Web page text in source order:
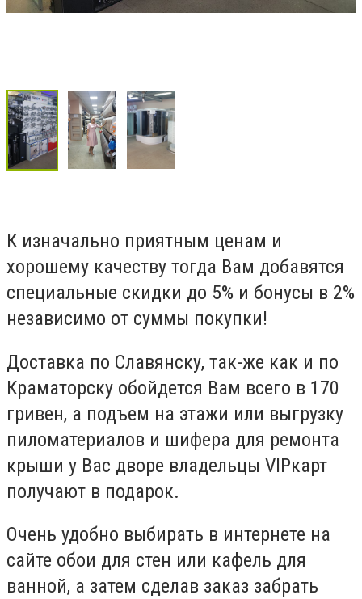
К изначально приятным ценам и
хорошему качеству тогда Вам добавятся
специальные скидки до 5% и бонусы в 2%
независимо от суммы покупки!
Доставка по Славянску, так-же как и по
Краматорску обойдется Вам всего в 170
гривен, а подъем на этажи или выгрузку
пиломатериалов и шифера для ремонта
крыши у Вас дворе владельцы VIPкарт
получают в подарок.
Очень удобно выбирать в интернете на
сайте обои для стен или кафель для
ванной, а затем сделав заказ забрать